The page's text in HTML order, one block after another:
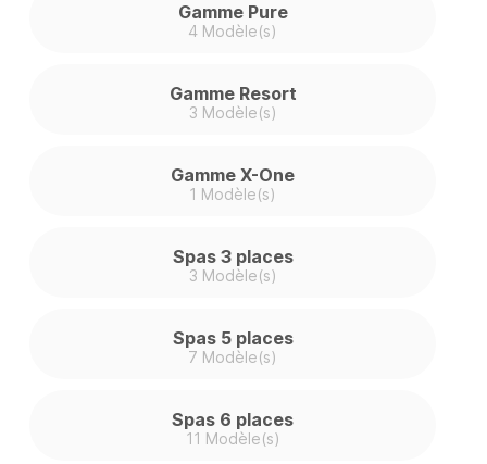
Gamme Pure
4 Modèle(s)
Gamme Resort
3 Modèle(s)
Gamme X-One
1 Modèle(s)
Spas 3 places
3 Modèle(s)
Spas 5 places
7 Modèle(s)
Spas 6 places
11 Modèle(s)